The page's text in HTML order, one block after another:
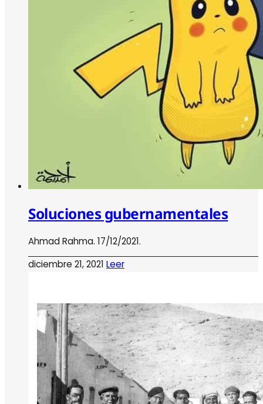
Soluciones gubernamentales
Ahmad Rahma. 17/12/2021.
diciembre 21, 2021 Leer